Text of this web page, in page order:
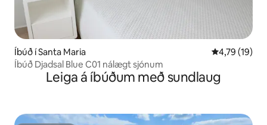
Íbúð í Santa Maria 4,79 af 5 í
4,79 (19)
Íbúð Djadsal Blue C01 nálægt sjónum
Leiga á íbúðum með sundlaug